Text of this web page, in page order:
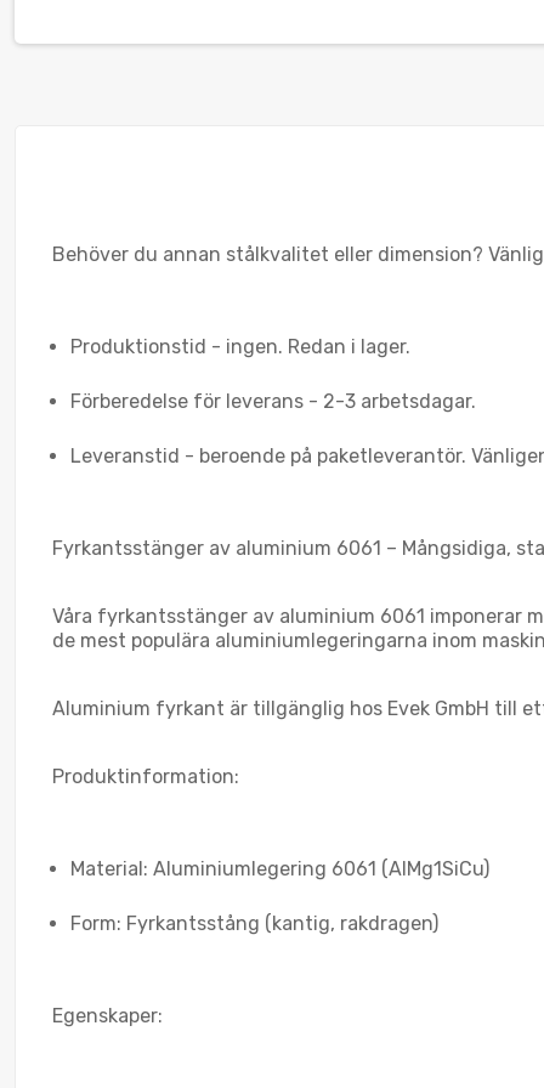
Behöver du annan stålkvalitet eller dimension?
Produktionstid - ingen. Redan i lager.
Förberedelse för leverans - 2-3 arbetsdagar.
Leveranstid - beroende på paketleverantör.
Fyrkantsstänger av aluminium 6061 – Mångsidiga,
Våra fyrkantsstänger av aluminium 6061 imponerar
de mest populära aluminiumlegeringarna inom
Aluminium fyrkant är tillgänglig hos Evek GmbH till
Produktinformation:
Material: Aluminiumlegering 6061 (AlMg1SiCu)
Form: Fyrkantsstång (kantig, rakdragen)
Egenskaper: